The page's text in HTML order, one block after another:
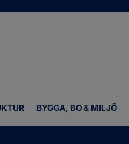
BYGGA, BO & MILJÖ